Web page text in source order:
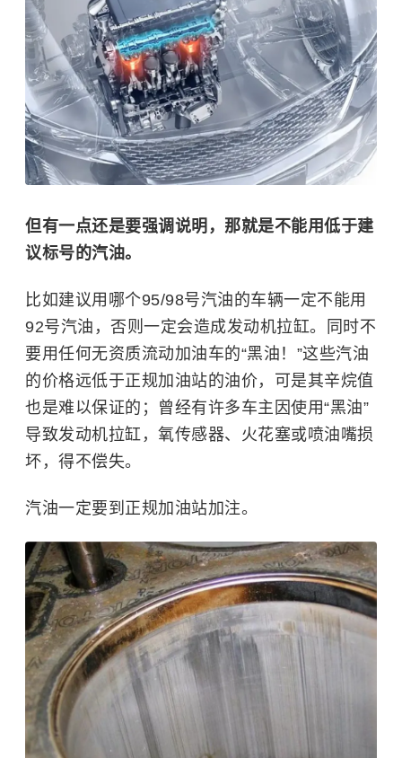
但有一点还是要强调说明，那就是不能用低于建
议标号的汽油。
比如建议用哪个95/98号汽油的车辆一定不能用
92号汽油，否则一定会造成发动机拉缸。同时不
要用任何无资质流动加油车的“黑油！”这些汽油
的价格远低于正规加油站的油价，可是其辛烷值
也是难以保证的；曾经有许多车主因使用“黑油”
导致发动机拉缸，氧传感器、火花塞或喷油嘴损
坏，得不偿失。
汽油一定要到正规加油站加注。